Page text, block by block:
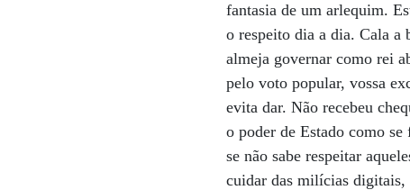
fantasia de um arlequim.
o respeito dia a dia. Cala a
almeja governar como rei
pelo voto popular, vossa
evita dar. Não recebeu
o poder de Estado como
se não sabe respeitar
cuidar das milícias digitais,